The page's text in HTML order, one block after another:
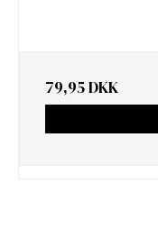
79,95 DKK